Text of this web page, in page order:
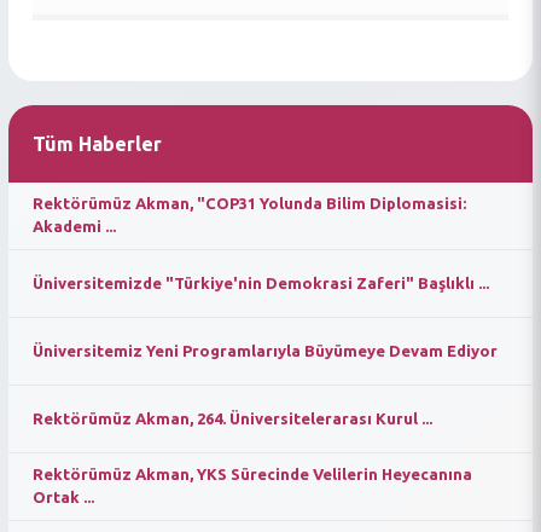
Tüm Haberler
Rektörümüz Akman, "COP31 Yolunda Bilim Diplomasisi:
Akademi ...
Üniversitemizde "Türkiye'nin Demokrasi Zaferi" Başlıklı ...
Üniversitemiz Yeni Programlarıyla Büyümeye Devam Ediyor
Rektörümüz Akman, 264. Üniversitelerarası Kurul ...
Rektörümüz Akman, YKS Sürecinde Velilerin Heyecanına
Ortak ...